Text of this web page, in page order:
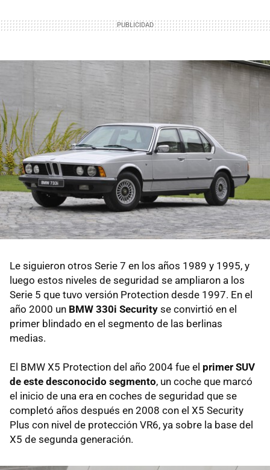
Le siguieron otros Serie 7 en los años 1989 y 1995, y
luego estos niveles de seguridad se ampliaron a los
Serie 5 que tuvo versión Protection desde 1997. En el
año 2000 un BMW 330i Security se convirtió en el
primer blindado en el segmento de las berlinas
medias.
El BMW X5 Protection del año 2004 fue el primer SUV
de este desconocido segmento, un coche que marcó
el inicio de una era en coches de seguridad que se
completó años después en 2008 con el X5 Security
Plus con nivel de protección VR6, ya sobre la base del
X5 de segunda generación.